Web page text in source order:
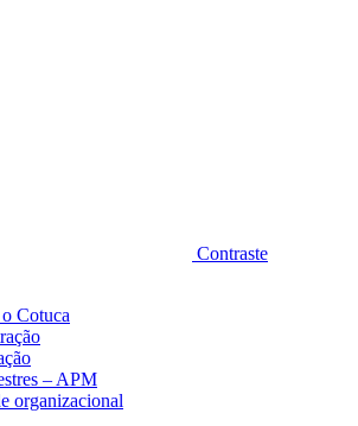
Contraste
Cotuca
– APM
organizacional